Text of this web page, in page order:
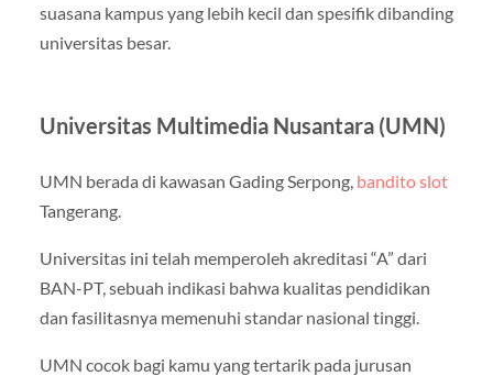
suasana kampus yang lebih kecil dan spesifik dibanding
universitas besar.
Universitas Multimedia Nusantara (UMN)
UMN berada di kawasan Gading Serpong, bandito slot
Tangerang.
Universitas ini telah memperoleh akreditasi “A” dari
BAN-PT, sebuah indikasi bahwa kualitas pendidikan
dan fasilitasnya memenuhi standar nasional tinggi.
UMN cocok bagi kamu yang tertarik pada jurusan